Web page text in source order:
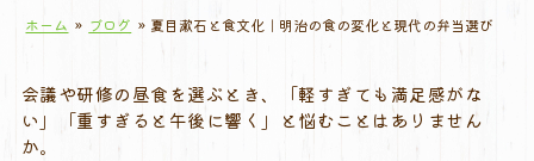
ホーム » ブログ » 夏目漱石と食文化｜明治の食の変化と現代の弁当選び
会議や研修の昼食を選ぶとき、「軽すぎても満足感がな
い」「重すぎると午後に響く」と悩むことはありません
か。